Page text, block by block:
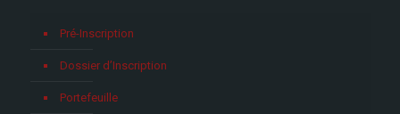
Pré-Inscription
Dossier d’Inscription
Portefeuille